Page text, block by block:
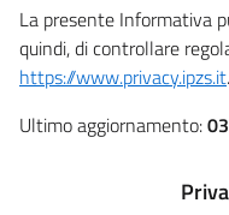
La presente Informativa
quindi, di controllare
https://www.privacy.ipzs.it.
Ultimo aggiornamento: